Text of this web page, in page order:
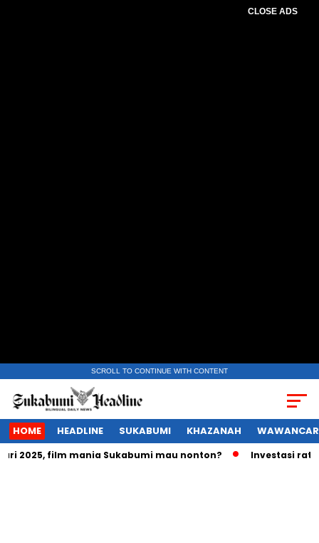
CLOSE ADS
SCROLL TO CONTINUE WITH CONTENT
HOME HEADLINE SUKABUMI KHAZANAH
film mania Sukabumi mau nonton? Investasi ratusan